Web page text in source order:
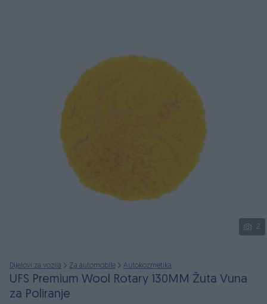
2
Dijelovi za vozila Za automobile Autokozmetika
UFS Premium Wool Rotary 130MM Žuta Vuna
za Poliranje